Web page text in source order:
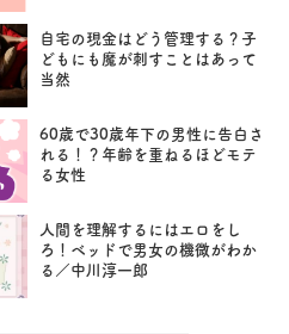
自宅の現金はどう管理する？子
どもにも魔が刺すことはあって
当然
60歳で30歳年下の男性に告白さ
れる！？年齢を重ねるほどモテ
る女性
人間を理解するにはエロをし
ろ！ベッドで男女の機微がわか
る／中川淳一郎